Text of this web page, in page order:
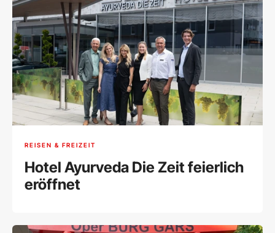
REISEN & FREIZEIT
Hotel Ayurveda Die Zeit feierlich
eröffnet